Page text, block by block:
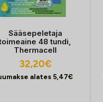
Sääsepeletaja
48 tundi,
Thermacell
32,20€
alates 5,47€